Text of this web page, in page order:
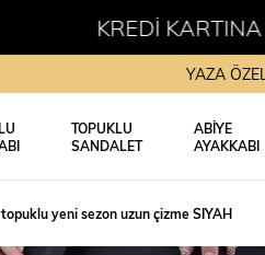
KARTINA TAKSİT
YAZA
TOPUKLU
SANDALET
ABİYE
AYAKKABI
yeni sezon uzun çizme SIYAH